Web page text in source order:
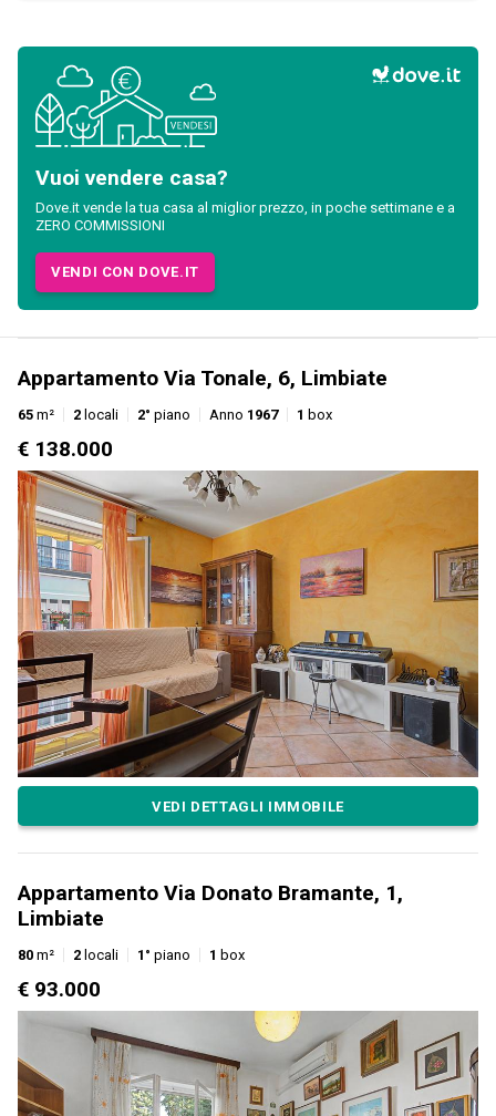
Vuoi vendere casa?
Dove.it vende la tua casa al miglior prezzo, in poche settimane e a
ZERO COMMISSIONI
VENDI CON DOVE.IT
Appartamento Via Tonale, 6, Limbiate
65 m² 2 locali 2° piano Anno 1967 1 box
€ 138.000
VEDI DETTAGLI IMMOBILE
Appartamento Via Donato Bramante, 1,
Limbiate
80 m² 2 locali 1° piano 1 box
€ 93.000